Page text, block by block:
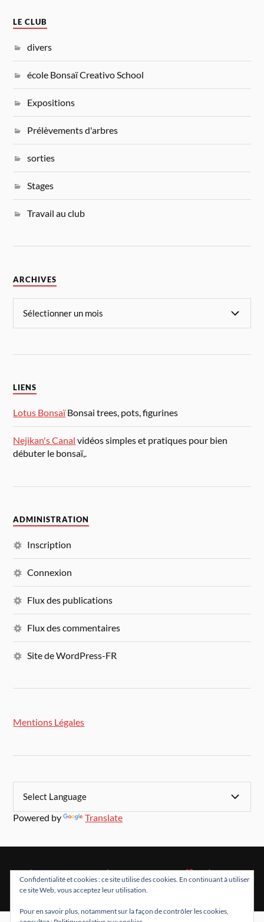
LE CLUB
divers
école Bonsaï Creativo School
Expositions
Prélèvements d'arbres
sorties
Stages
Travail au club
ARCHIVES
LIENS
Lotus BonsaïBonsai trees, pots, figurines
Nejikan's Canal vidéos simples et pratiques pour bien
débuter le bonsaï,.
ADMINISTRATION
Inscription
Connexion
Flux des publications
Flux des commentaires
Site de WordPress-FR
Mentions Légales
Powered by Translate
FIÈREMENT PROPULSÉ PARWORDPRESS & THÈME PAR
ANDERS NORÉN
Confidentialité et cookies : ce site utilise des cookies. En continuant à utiliser
ce site Web, vous acceptez leur utilisation.
Pour en savoir plus, notamment sur la façon de contrôler les cookies,